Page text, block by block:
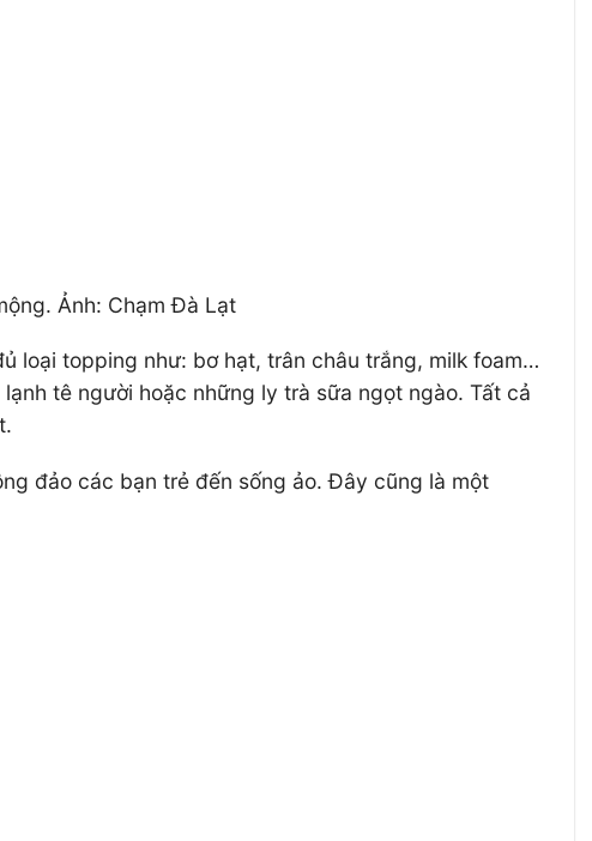
Ảnh: Chạm Đà Lạt
loại topping như: bơ hạt, trân châu trắng, milk foam…
tê người hoặc những ly trà sữa ngọt ngào. Tất cả
đảo các bạn trẻ đến sống ảo. Đây cũng là một